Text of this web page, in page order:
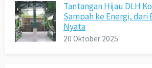
Tantangan Hijau DLH
Sampah ke Energi, dari
Nyata
20 Oktober 2025